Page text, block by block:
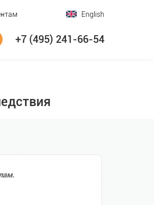
English
+7 (495) 241-66-54